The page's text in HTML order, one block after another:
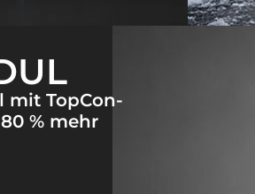
mit TopCon-
% mehr